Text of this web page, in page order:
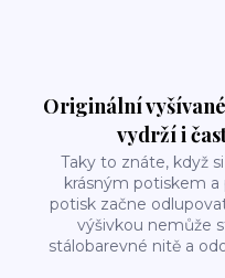
Originální
vydrží i
Taky to znáte, když
krásným potiskem a
potisk začne
výšivkou nemůže
stálobarevné nitě a